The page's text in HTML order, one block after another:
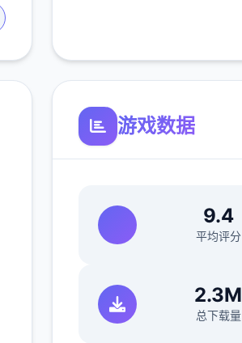
游戏数据
9.4
平均评分
2.3M
总下载量